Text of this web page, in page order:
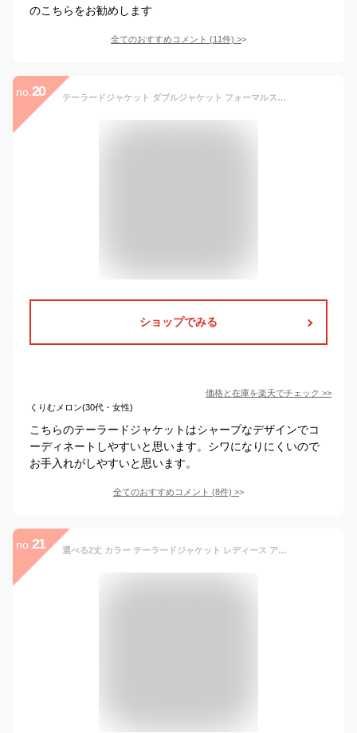
のこちらをお勧めします
全てのおすすめコメント (11件) >
no. 20 テーラードジャケット ダブルジャケット フォーマルスーツ パンツスーツ レディース 秋 冬 大きい アウター セレモニースーツ オーバーサイズ きれいめ 大人 上品 ママ 女性 母親 卒園式 卒業式 入学式 結婚式 S M L LL 9号 11号 13号 30代 40代 50代 紺ブレ ブレザー
ショップでみる
価格と在庫を楽天でチェック >>
くりむメロン(30代・女性)
こちらのテーラードジャケットはシャープなデザインでコ
ーディネートしやすいと思います。シワになりにくいので
お手入れがしやすいと思います。
全てのおすすめコメント (8件) >
no. 21 選べる2丈 カラー テーラードジャケット レディース アウター ライトアウター M L テーラード ジャケット レギュラー ロング ストレッチ レディースジャケット 結婚式 冬 コーデ カジュアル ブラック グレー ネイビー ブラウン ベージュ レディースアウター 楽天ROOM